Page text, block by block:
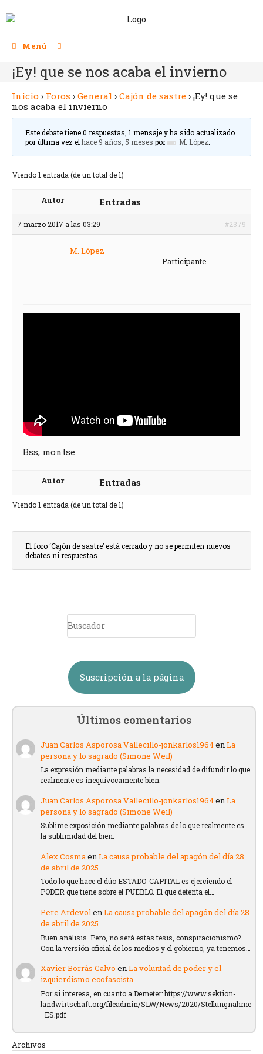
Menú
¡Ey! que se nos acaba el invierno
Inicio › Foros › General › Cajón de sastre › ¡Ey! que se
nos acaba el invierno
Este debate tiene 0 respuestas, 1 mensaje y ha sido actualizado
por última vez el hace 9 años, 5 mesespor M. López
Viendo 1 entrada (de un total de 1)
Autor Entradas
7 marzo 2017 a las 03:29 #2379
M. López
Participante
Bss, montse
Autor Entradas
Viendo 1 entrada (de un total de 1)
El foro ‘Cajón de sastre’ está cerrado y no se permiten nuevos
debates ni respuestas.
Suscripción a la página
Últimos comentarios
Juan Carlos Asporosa Vallecillo-jonkarlos1964enLa
persona y lo sagrado (Simone Weil)
La expresión mediante palabras la necesidad de difundir lo que
realmente es inequívocamente bien.
Juan Carlos Asporosa Vallecillo-jonkarlos1964enLa
persona y lo sagrado (Simone Weil)
Sublime exposición mediante palabras de lo que realmente es
la sublimidad del bien.
Alex CosmaenLa causa probable del apagón del día 28
de abril de 2025
Todo lo que hace el dúo ESTADO-CAPITAL es ejerciendo el
PODER que tiene sobre el PUEBLO. El que detenta el…
Pere ArdevolenLa causa probable del apagón del día 28
de abril de 2025
Buen análisis. Pero, no será estas tesis, conspiracionismo?
Con la versión oficial de los medios y el gobierno, ya tenemos…
Xavier Borràs Calvo enLa voluntad de poder y el
izquierdismo ecofascista
Por si interesa, en cuanto a Demeter: https://www.sektion-
landwirtschaft.org/fileadmin/SLW/News/2020/Stellungnahme
_ES.pdf
Archivos